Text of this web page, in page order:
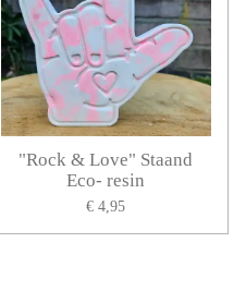
"Rock & Love" Staand
Eco- resin
€ 4,95